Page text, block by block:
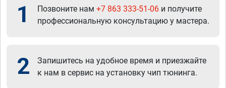
1 Позвоните нам +7 863 333-51-06 и получите
профессиональную консультацию у мастера.
2
Запишитесь на удобное время и приезжайте
к нам в сервис на установку чип тюнинга.